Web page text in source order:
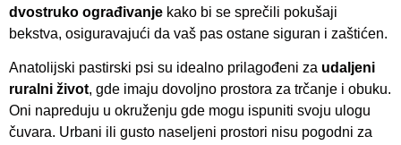
dvostruko ograđivanje kako bi se sprečili pokušaji
bekstva, osiguravajući da vaš pas ostane siguran i zaštićen.
Anatolijski pastirski psi su idealno prilagođeni za udaljeni
ruralni život, gde imaju dovoljno prostora za trčanje i obuku.
Oni napreduju u okruženju gde mogu ispuniti svoju ulogu
čuvara. Urbani ili gusto naseljeni prostori nisu pogodni za